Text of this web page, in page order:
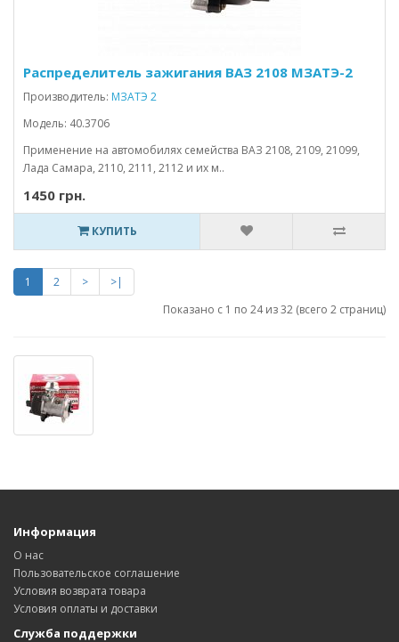
Распределитель зажигания ВАЗ 2108 МЗАТЭ-2
Производитель: МЗАТЭ 2
Модель: 40.3706
Применение на автомобилях семейства ВАЗ 2108, 2109, 21099,
Лада Самара, 2110, 2111, 2112 и их м..
1450 грн.
КУПИТЬ
1 2 >
>|
Показано с 1 по 24 из 32 (всего 2 страниц)
Информация
О нас
Пользовательское соглашение
Условия возврата товара
Условия оплаты и доставки
Служба поддержки